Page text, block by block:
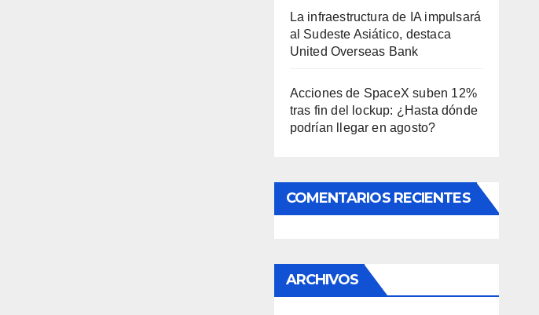
La infraestructura de IA impulsará
al Sudeste Asiático, destaca
United Overseas Bank
Acciones de SpaceX suben 12%
tras fin del lockup: ¿Hasta dónde
podrían llegar en agosto?
COMENTARIOS RECIENTES
ARCHIVOS